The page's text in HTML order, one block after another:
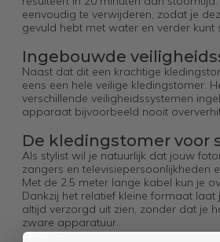
eenvoudig te verwijderen, zodat je
gevuld hebt met water en verder kunt
Ingebouwde
Naast dat dit een krachtige
eens een hele veilige kledingstomer.
verschillende veiligheidssystemen
apparaat bijvoorbeeld nooit
De kledingstomer voor
Als stylist wil je natuurlijk dat jouw
zangers en televisiepersoonlijkheden
Met de 2,5 meter lange kabel kun je
Dankzij het relatief kleine formaat laat
altijd verzorgd uit zien, zonder dat je
zware apparatuur.